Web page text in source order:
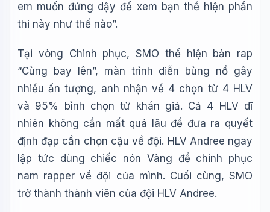
em muốn đứng dậy để xem bạn thể hiện phần
thi này như thế nào”.
Tại vòng Chinh phục, SMO thể hiện bản rap
“Cùng bay lên”, màn trình diễn bùng nổ gây
nhiều ấn tượng, anh nhận về 4 chọn từ 4 HLV
và 95% bình chọn từ khán giả. Cả 4 HLV dĩ
nhiên không cần mất quá lâu để đưa ra quyết
định đạp cần chọn cậu về đội. HLV Andree ngay
lập tức dùng chiếc nón Vàng để chinh phục
nam rapper về đội của mình. Cuối cùng, SMO
trở thành thành viên của đội HLV Andree.